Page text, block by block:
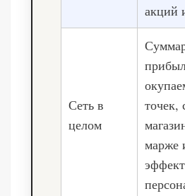
акций
Сеть в
целом
точек,
марже